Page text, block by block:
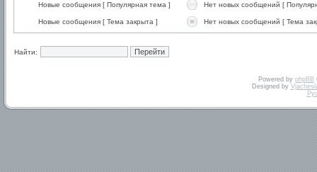
Новые сообщения [ Популярная тема ] Нет новых сообщений [
Новые сообщения [ Тема закрыта ] Нет новых сообщений [ Тема
Найти:
Powered by phpBB
Designed by